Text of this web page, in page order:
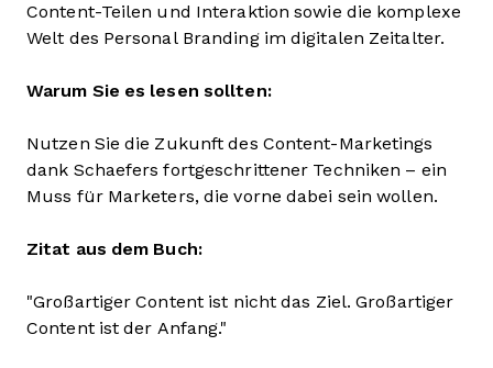
Content-Teilen und Interaktion sowie die komplexe
Welt des Personal Branding im digitalen Zeitalter.
Warum Sie es lesen sollten:
Nutzen Sie die Zukunft des Content-Marketings
dank Schaefers fortgeschrittener Techniken – ein
Muss für Marketers, die vorne dabei sein wollen.
Zitat aus dem Buch:
"Großartiger Content ist nicht das Ziel. Großartiger
Content ist der Anfang."